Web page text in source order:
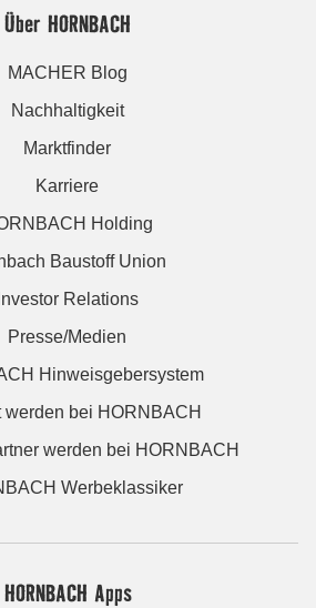
Über HORNBACH
MACHER Blog
Nachhaltigkeit
Marktfinder
Karriere
Holding
Baustoff Union
Investor Relations
Presse/Medien
Hinweisgebersystem
werden bei HORNBACH
werden bei HORNBACH
Werbeklassiker
HORNBACH Apps